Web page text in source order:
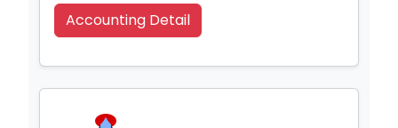
Accounting Detail